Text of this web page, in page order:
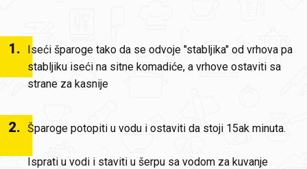
1.
Iseći šparoge tako da se odvoje "stabljika" od vrhova pa
stabljiku iseći na sitne komadiće, a vrhove ostaviti sa
strane za kasnije
2. Šparoge potopiti u vodu i ostaviti da stoji 15ak minuta.
Isprati u vodi i staviti u šerpu sa vodom za kuvanje